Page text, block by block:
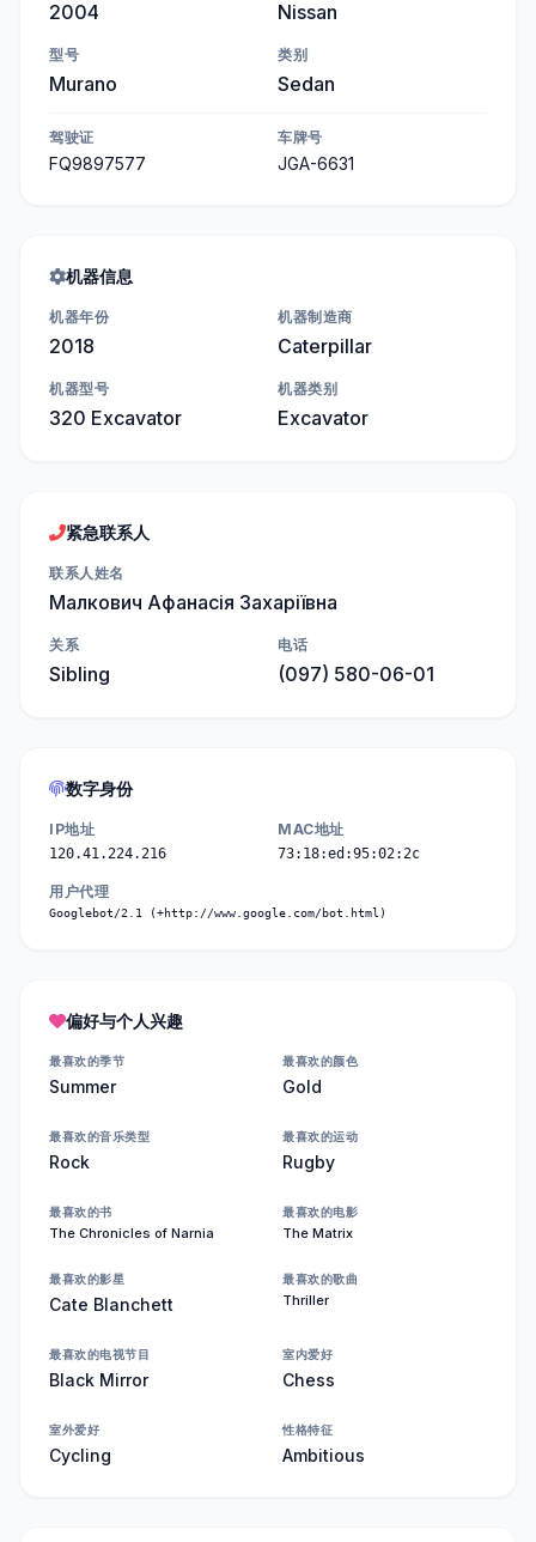
2004 Nissan
型号
Murano
类别
Sedan
驾驶证
FQ9897577
车牌号
JGA-6631
机器信息
机器年份
2018
机器制造商
Caterpillar
机器型号
320 Excavator
机器类别
Excavator
紧急联系人
联系人姓名
Малкович Афанасія Захаріївна
关系
Sibling
电话
(097) 580-06-01
数字身份
IP地址
120.41.224.216
MAC地址
73:18:ed:95:02:2c
用户代理
Googlebot/2.1 (+http://www.google.com/bot.html)
偏好与个人兴趣
最喜欢的季节
Summer
最喜欢的颜色
Gold
最喜欢的音乐类型
Rock
最喜欢的运动
Rugby
最喜欢的书
The Chronicles of Narnia
最喜欢的电影
The Matrix
最喜欢的影星
Cate Blanchett
最喜欢的歌曲
Thriller
最喜欢的电视节目
Black Mirror
室内爱好
Chess
室外爱好
Cycling
性格特征
Ambitious